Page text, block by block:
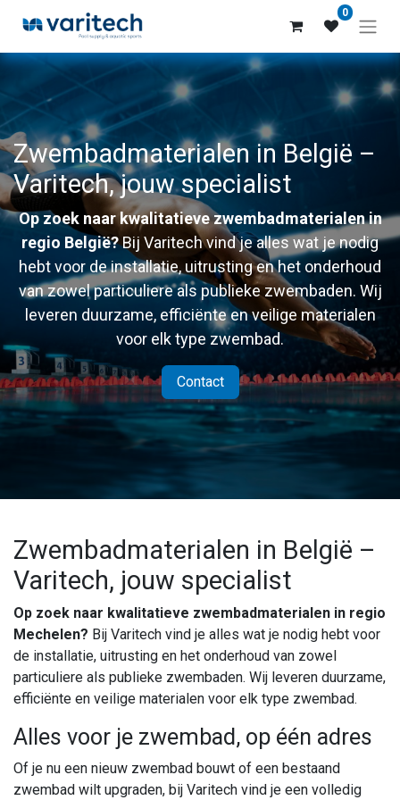
0
Zwembadmaterialen in België –
Varitech, jouw specialist
Op zoek naar kwalitatieve zwembadmaterialen in
regio België?Bij Varitech vind je alles wat je nodig
hebt voor de installatie, uitrusting en het onderhoud
van zowel particuliere als publieke zwembaden. Wij
leveren duurzame, efficiënte en veilige materialen
voor elk type zwembad.
Contact
Zwembadmaterialen in België –
Varitech, jouw specialist
Op zoek naar kwalitatieve zwembadmaterialen in regio
Mechelen? Bij Varitech vind je alles wat je nodig hebt voor
de installatie, uitrusting en het onderhoud van zowel
particuliere als publieke zwembaden. Wij leveren duurzame,
efficiënte en veilige materialen voor elk type zwembad.
Alles voor je zwembad, op één adres
Of je nu een nieuw zwembad bouwt of een bestaand
zwembad wilt upgraden, bij Varitech vind je een volledig